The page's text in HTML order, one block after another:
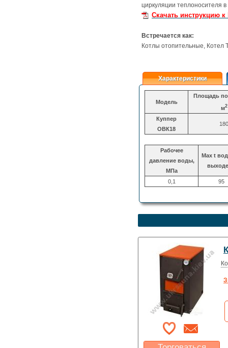
циркуляции теплоносителя
Скачать инструкцию
Встречается как:
Котлы отопительные, Котел
Характеристики
Модель
Площадь
м2
Куппер
ОВК18
180
Рабочее
давление воды,
МПа
Max t
0,1 95